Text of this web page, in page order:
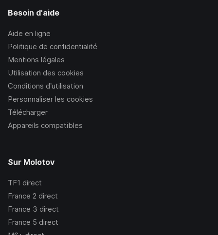
Besoin d'aide
Aide en ligne
Politique de confidentialité
Mentions légales
Utilisation des cookies
Conditions d’utilisation
Personnaliser les cookies
Télécharger
Appareils compatibles
Sur Molotov
TF1 direct
France 2 direct
France 3 direct
France 5 direct